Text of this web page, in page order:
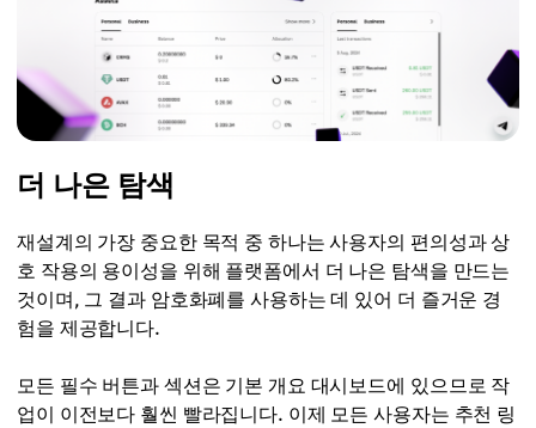
더 나은 탐색
재설계의 가장 중요한 목적 중 하나는 사용자의 편의성과 상
호 작용의 용이성을 위해 플랫폼에서 더 나은 탐색을 만드는
것이며, 그 결과 암호화폐를 사용하는 데 있어 더 즐거운 경
험을 제공합니다.
모든 필수 버튼과 섹션은 기본 개요 대시보드에 있으므로 작
업이 이전보다 훨씬 빨라집니다. 이제 모든 사용자는 추천 링